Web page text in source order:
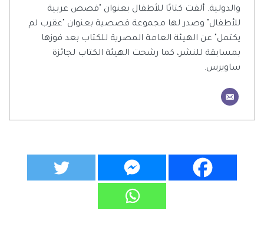
والدولية. ألفت كتابًا للأطفال بعنوان "قصص عربية
للأطفال" وصدر لها مجموعة قصصية بعنوان "عقرب لم
يكتمل" عن الهيئة العامة المصرية للكتاب بعد فوزها
بمسابقة للنشر، كما رشحت الهيئة الكتاب لجائزة
ساويرس.